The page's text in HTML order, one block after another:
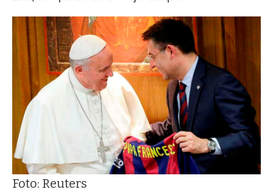
Foto: Reuters